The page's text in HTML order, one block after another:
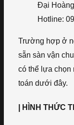
Đại
Hotline:
Trường hợp ở
sẵn sàn vận
có thể lựa chọn
toán dưới đây.
| HÌNH THỨC